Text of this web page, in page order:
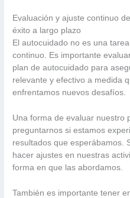
Evaluación y ajuste continuo
éxito a largo plazo
El autocuidado no es una
continuo. Es importante
plan de autocuidado para
relevante y efectivo a medida
enfrentamos nuevos desafíos.
Una forma de evaluar nuestro
preguntarnos si estamos
resultados que esperábamos.
hacer ajustes en nuestras
forma en que las abordamos.
También es importante tener